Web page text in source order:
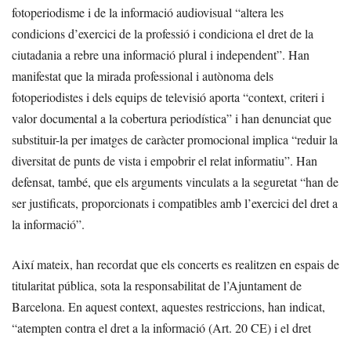
fotoperiodisme i de la informació audiovisual “altera les
condicions d’exercici de la professió i condiciona el dret de la
ciutadania a rebre una informació plural i independent”. Han
manifestat que la mirada professional i autònoma dels
fotoperiodistes i dels equips de televisió aporta “context, criteri i
valor documental a la cobertura periodística” i han denunciat que
substituir-la per imatges de caràcter promocional implica “reduir la
diversitat de punts de vista i empobrir el relat informatiu”. Han
defensat, també, que els arguments vinculats a la seguretat “han de
ser justificats, proporcionats i compatibles amb l’exercici del dret a
la informació”.
Així mateix, han recordat que els concerts es realitzen en espais de
titularitat pública, sota la responsabilitat de l’Ajuntament de
Barcelona. En aquest context, aquestes restriccions, han indicat,
“atempten contra el dret a la informació (Art. 20 CE) i el dret